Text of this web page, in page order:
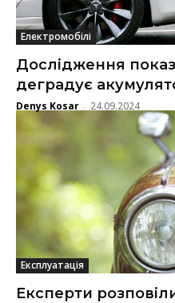
Електромобілі
Дослідження
деградує
Denys Kosar - 24.09.2024
Експлуатація
Експерти